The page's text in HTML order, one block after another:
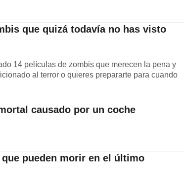
que quizá todavía no has visto
14 películas de zombis que merecen la pena y
al terror o quieres prepararte para cuando
causado por un coche
pueden morir en el último